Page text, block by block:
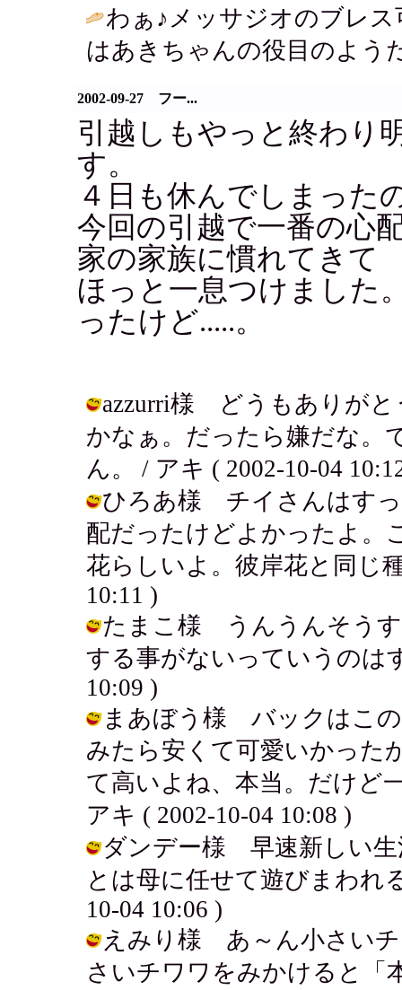
わぁ♪メッサジオのブレ
はあきちゃんの役目のよう
2002-09-27 フー...
引越しもやっと終わり
す。
４日も休んでしまった
今回の引越で一番の心
家の家族に慣れてきて
ほっと一息つけました
ったけど.....。
azzurri様 どうもありがと
かなぁ。だったら嫌だな。
ん。 / アキ ( 2002-10-04
ひろあ様 チイさんはすっ
配だったけどよかったよ。
花らしいよ。彼岸花と同じ
10:11 )
たまこ様 うんうんそうす
する事がないっていうのは
10:09 )
まあぼう様 バックはこの
みたら安くて可愛いかった
て高いよね、本当。だけど
アキ ( 2002-10-04 10:08 )
ダンデー様 早速新しい生
とは母に任せて遊びまわれ
10-04 10:06 )
えみり様 あ～ん小さいチ
さいチワワをみかけると「